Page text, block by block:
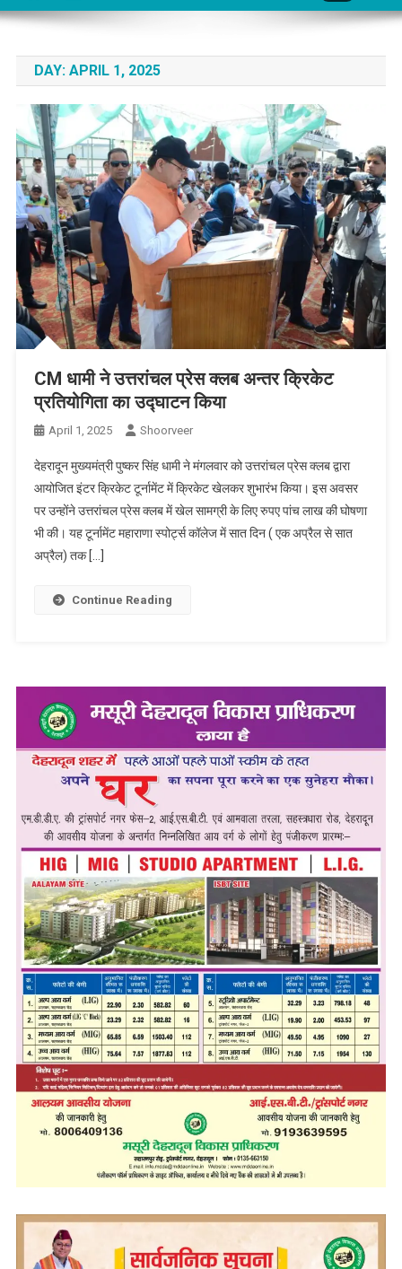
DAY: APRIL 1, 2025
CM धामी ने उत्तरांचल प्रेस क्लब अन्तर क्रिकेट
प्रतियोगिता का उद्घाटन किया
April 1, 2025 Shoorveer
देहरादून मुख्यमंत्री पुष्कर सिंह धामी ने मंगलवार को उत्तरांचल प्रेस क्लब द्वारा
आयोजित इंटर क्रिकेट टूर्नामेंट में क्रिकेट खेलकर शुभारंभ किया। इस अवसर
पर उन्होंने उत्तरांचल प्रेस क्लब में खेल सामग्री के लिए रुपए पांच लाख की घोषणा
भी की। यह टूर्नामेंट महाराणा स्पोर्ट्स कॉलेज में सात दिन ( एक अप्रैल से सात
अप्रैल) तक […]
Continue Reading